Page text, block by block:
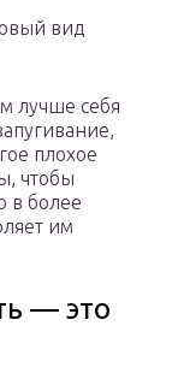
вид
лучше себя
плохое
чтобы
в более
им
— это